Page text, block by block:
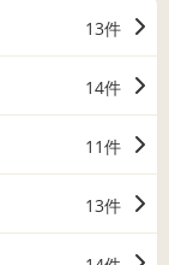
13件
14件
11件
13件